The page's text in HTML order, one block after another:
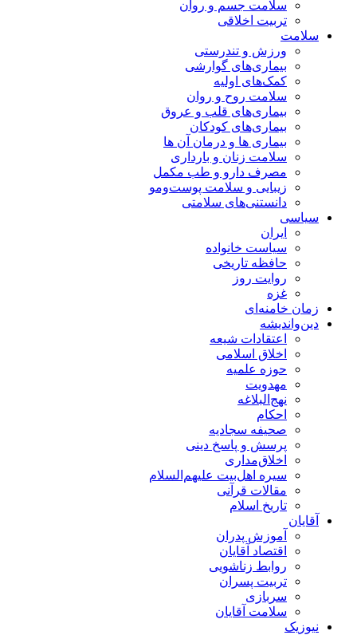
سلامت جسم و روان
تربیت اخلاقی
سلامت
ورزش و تندرستی
بیماری‌های گوارشی
کمک‌های اولیه
سلامت روح و روان
بیماری‌های قلب و عروق
بیماری‌های کودکان
بیماری ها و درمان آن ها
سلامت زنان و بارداری
مصرف دارو و طب مکمل
زیبایی و سلامت پوست‌ومو
دانستنی‌های سلامتی
سیاسی
ایران
سیاست خانواده
حافظه تاریخی
روایت روز
غزه
زمان خامنه‌ای
دین‌واندیشه
اعتقادات شیعه
اخلاق اسلامی
حوزه علمیه
مهدویت
نهج‌البلاغه
احکام
صحیفه سجادیه
پرسش و پاسخ دینی
اخلاق‌مداری
سیره اهل‌بیت علیهم‌السلام
مقالات قرآنی
تاریخ اسلام
آقایان
آموزش پدران
اقتصاد آقایان
روابط زناشویی
تربیت پسران
سربازی
سلامت آقایان
نیوزیک